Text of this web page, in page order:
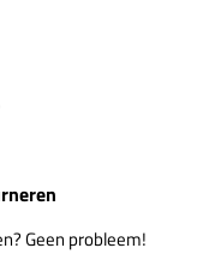
Geen probleem!